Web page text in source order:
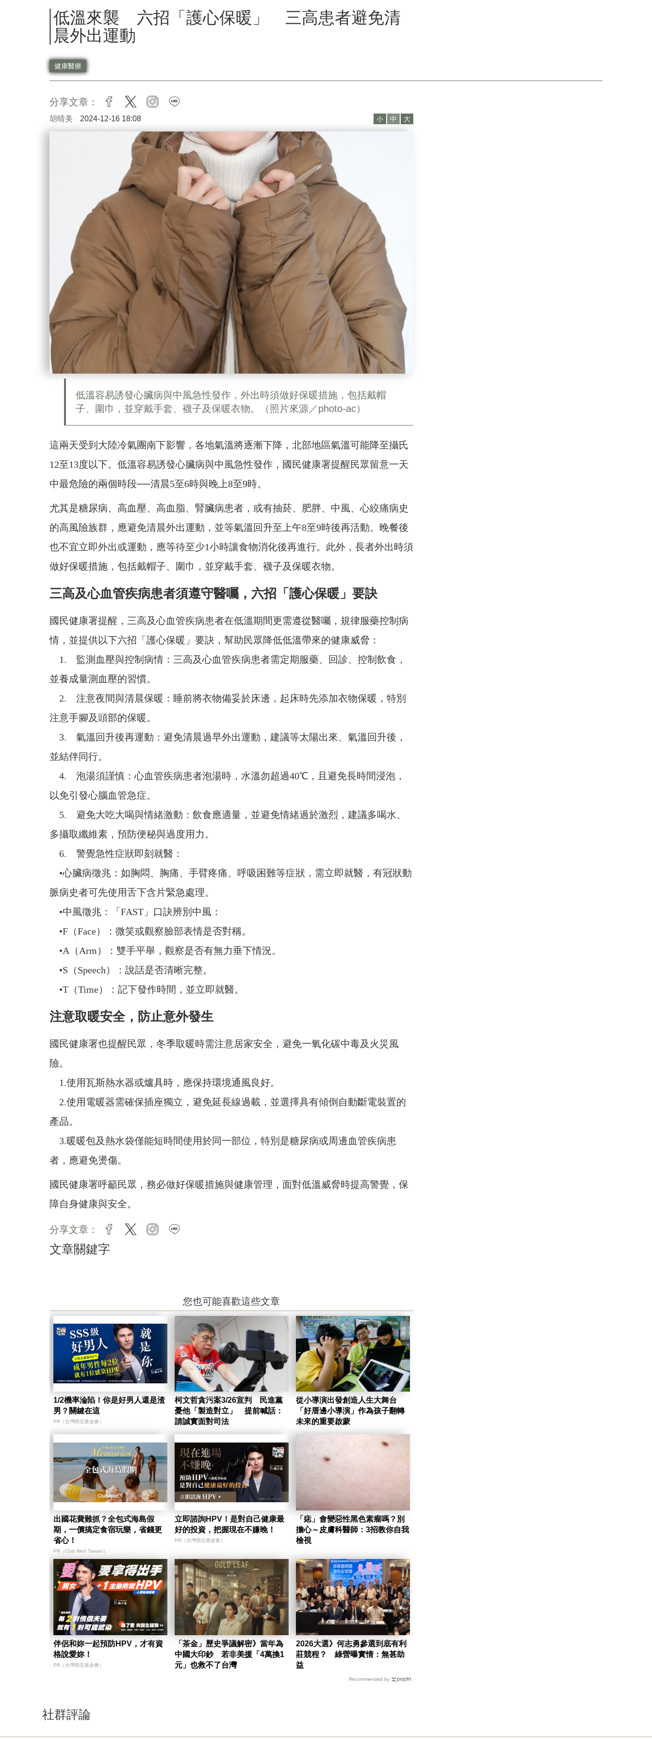
低溫來襲 六招「護心保暖」 三高患者避免清
晨外出運動
健康醫療
分享文章： facebook
twitter instagram
胡晴美 2024-12-16 18:08 小 中 大
低溫容易誘發心臟病與中風急性發作，外出時須做好保暖措施，包括戴帽
子、圍巾，並穿戴手套、襪子及保暖衣物。（照片來源／photo-ac）
這兩天受到大陸冷氣團南下影響，各地氣溫將逐漸下降，北部地區氣溫可能降至攝氏
12至13度以下。低溫容易誘發心臟病與中風急性發作，國民健康署提醒民眾留意一天
中最危險的兩個時段──清晨5至6時與晚上8至9時。
尤其是糖尿病、高血壓、高血脂、腎臟病患者，或有抽菸、肥胖、中風、心絞痛病史
的高風險族群，應避免清晨外出運動，並等氣溫回升至上午8至9時後再活動。晚餐後
也不宜立即外出或運動，應等待至少1小時讓食物消化後再進行。此外，長者外出時須
做好保暖措施，包括戴帽子、圍巾，並穿戴手套、襪子及保暖衣物。
三高及心血管疾病患者須遵守醫囑，六招「護心保暖」要訣
國民健康署提醒，三高及心血管疾病患者在低溫期間更需遵從醫囑，規律服藥控制病
情，並提供以下六招「護心保暖」要訣，幫助民眾降低低溫帶來的健康威脅：
1. 監測血壓與控制病情：三高及心血管疾病患者需定期服藥、回診、控制飲食，
並養成量測血壓的習慣。
2. 注意夜間與清晨保暖：睡前將衣物備妥於床邊，起床時先添加衣物保暖，特別
注意手腳及頭部的保暖。
3. 氣溫回升後再運動：避免清晨過早外出運動，建議等太陽出來、氣溫回升後，
並結伴同行。
4. 泡湯須謹慎：心血管疾病患者泡湯時，水溫勿超過40℃，且避免長時間浸泡，
以免引發心腦血管急症。
5. 避免大吃大喝與情緒激動：飲食應適量，並避免情緒過於激烈，建議多喝水、
多攝取纖維素，預防便秘與過度用力。
6. 警覺急性症狀即刻就醫：
•心臟病徵兆：如胸悶、胸痛、手臂疼痛、呼吸困難等症狀，需立即就醫，有冠狀動
脈病史者可先使用舌下含片緊急處理。
•中風徵兆：「FAST」口訣辨別中風：
•F（Face）：微笑或觀察臉部表情是否對稱。
•A（Arm）：雙手平舉，觀察是否有無力垂下情況。
•S（Speech）：說話是否清晰完整。
•T（Time）：記下發作時間，並立即就醫。
注意取暖安全，防止意外發生
國民健康署也提醒民眾，冬季取暖時需注意居家安全，避免一氧化碳中毒及火災風
險。
1.使用瓦斯熱水器或爐具時，應保持環境通風良好。
2.使用電暖器需確保插座獨立，避免延長線過載，並選擇具有傾倒自動斷電裝置的
產品。
3.暖暖包及熱水袋僅能短時間使用於同一部位，特別是糖尿病或周邊血管疾病患
者，應避免燙傷。
國民健康署呼籲民眾，務必做好保暖措施與健康管理，面對低溫威脅時提高警覺，保
障自身健康與安全。
分享文章： facebook
twitter instagram
文章關鍵字
您也可能喜歡這些文章
1/2機率淪陷！你是好男人還是渣
男？關鍵在這
PR（台灣癌症基金會）
柯文哲貪污案3/26宣判 民進黨
憂他「製造對立」 提前喊話：
請誠實面對司法
從小導演出發創造人生大舞台
「好厝邊小導演」作為孩子翻轉
未來的重要啟蒙
出國花費難抓？全包式海島假
期，一價搞定食宿玩樂，省錢更
省心！
PR（Club Med Taiwan）
立即諮詢HPV！是對自己健康最
好的投資，把握現在不嫌晚！
PR（台灣癌症基金會）
「痣」會變惡性黑色素瘤嗎？別
擔心～皮膚科醫師：3招教你自我
檢視
伴侶和妳一起預防HPV，才有資
格說愛妳！
PR（台灣癌症基金會）
「茶金」歷史爭議解密》當年為
中國大印鈔 若非美援「4萬換1
元」也救不了台灣
2026大選》何志勇參選到底有利
莊競程？ 綠營曝實情：無甚助
益
Recommended by
社群評論